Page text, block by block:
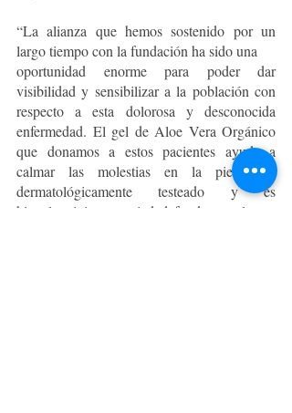
“La alianza que hemos sostenido por un
largo tiempo con la fundación ha sido una
oportunidad enorme para poder dar
visibilidad y sensibilizar a la población con
respecto a esta dolorosa y desconocida
enfermedad. El gel de Aloe Vera Orgánico
que donamos a estos pacientes ayuda a
calmar las molestias en la piel, está
dermatológicamente testeado y es
hipoalergénico, propiedad fundamental para